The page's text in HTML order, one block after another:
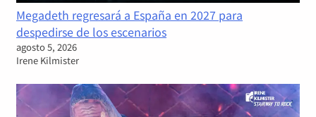
Megadeth regresará a España en 2027 para
despedirse de los escenarios
agosto 5, 2026
Irene Kilmister